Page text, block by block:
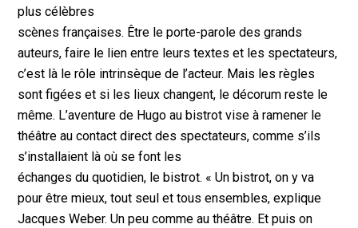
plus célèbres
scènes françaises. Être le porte-parole des grands
auteurs, faire le lien entre leurs textes et les spectateurs,
c’est là le rôle intrinsèque de l’acteur. Mais les règles
sont figées et si les lieux changent, le décorum reste le
même. L’aventure de Hugo au bistrot vise à ramener le
théâtre au contact direct des spectateurs, comme s’ils
s’installaient là où se font les
échanges du quotidien, le bistrot. « Un bistrot, on y va
pour être mieux, tout seul et tous ensembles, explique
Jacques Weber. Un peu comme au théâtre. Et puis on